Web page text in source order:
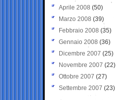
Aprile 2008 (50)
Marzo 2008 (39)
Febbraio 2008 (35)
Gennaio 2008 (36)
Dicembre 2007 (25)
Novembre 2007 (22)
Ottobre 2007 (27)
Settembre 2007 (23)